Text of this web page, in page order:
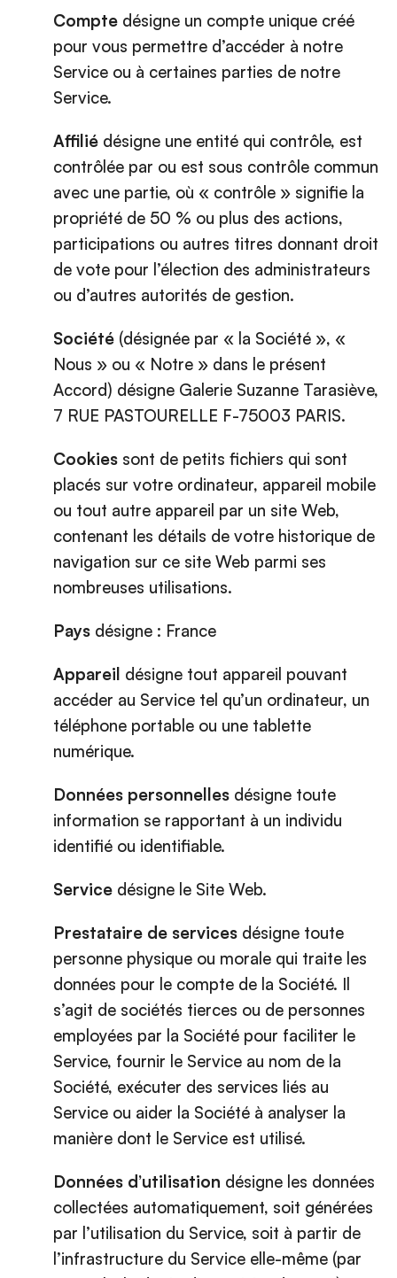
Compte désigne un compte unique créé
pour vous permettre d’accéder à notre
Service ou à certaines parties de notre
Service.
Affilié désigne une entité qui contrôle, est
contrôlée par ou est sous contrôle commun
avec une partie, où « contrôle » signifie la
propriété de 50 % ou plus des actions,
participations ou autres titres donnant droit
de vote pour l’élection des administrateurs
ou d’autres autorités de gestion.
Société (désignée par « la Société », «
Nous » ou « Notre » dans le présent
Accord) désigne Galerie Suzanne Tarasiève,
7 RUE PASTOURELLE F-75003 PARIS.
Cookies sont de petits fichiers qui sont
placés sur votre ordinateur, appareil mobile
ou tout autre appareil par un site Web,
contenant les détails de votre historique de
navigation sur ce site Web parmi ses
nombreuses utilisations.
Pays désigne : France
Appareil désigne tout appareil pouvant
accéder au Service tel qu’un ordinateur, un
téléphone portable ou une tablette
numérique.
Données personnelles désigne toute
information se rapportant à un individu
identifié ou identifiable.
Service désigne le Site Web.
Prestataire de services désigne toute
personne physique ou morale qui traite les
données pour le compte de la Société. Il
s’agit de sociétés tierces ou de personnes
employées par la Société pour faciliter le
Service, fournir le Service au nom de la
Société, exécuter des services liés au
Service ou aider la Société à analyser la
manière dont le Service est utilisé.
Données d’utilisation désigne les données
collectées automatiquement, soit générées
par l’utilisation du Service, soit à partir de
l’infrastructure du Service elle-même (par